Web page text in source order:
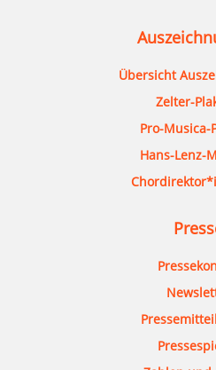
Übersicht
Zelter-
Pro-Musica-
Hans-Lenz-